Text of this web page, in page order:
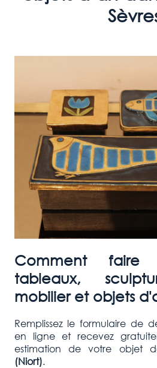
Comment faire
tableaux,
mobilier et objets
Remplissez le formulaire de
en ligne et recevez
estimation de votre objet
(Niort).